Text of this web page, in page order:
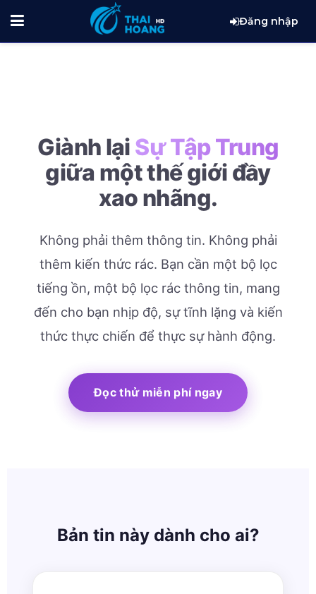
Đăng nhập
Giành lại Sự Tập Trung
giữa một thế giới đầy
xao nhãng.
Không phải thêm thông tin. Không phải
thêm kiến thức rác. Bạn cần một bộ lọc
tiếng ồn, một bộ lọc rác thông tin, mang
đến cho bạn nhịp độ, sự tĩnh lặng và kiến
thức thực chiến để thực sự hành động.
Đọc thử miễn phí ngay
Bản tin này dành cho ai?